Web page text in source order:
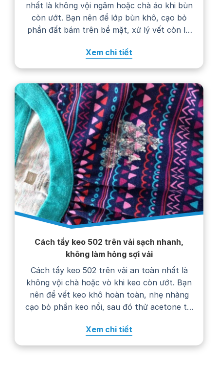
nhất là không vội ngâm hoặc chà áo khi bùn
còn ướt. Bạn nên để lớp bùn khô, cạo bỏ
phần đất bám trên bề mặt, xử lý vết còn lại
trên nhãn chăm sóc. Thực hiện…
Xem chi tiết
Cách tẩy keo 502 trên vải sạch nhanh,
không làm hỏng sợi vải
Cách tẩy keo 502 trên vải an toàn nhất là
không vội chà hoặc vò khi keo còn ướt. Bạn
nên để vết keo khô hoàn toàn, nhẹ nhàng
cạo bỏ phần keo nổi, sau đó thử acetone tại
Cách xử lý cụ thể còn phụ…
Xem chi tiết